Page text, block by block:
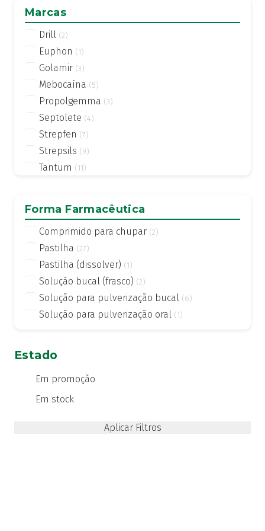
Marcas
Drill (2)
Euphon (1)
Golamir (3)
Mebocaína (5)
Propolgemma (3)
Septolete (4)
Strepfen (7)
Strepsils (9)
Tantum (11)
Forma Farmacêutica
Comprimido para chupar (2)
Pastilha (27)
Pastilha (dissolver) (1)
Solução bucal (frasco) (2)
Solução para pulverização bucal (6)
Solução para pulverização oral (1)
Estado
Em promoção
Em stock